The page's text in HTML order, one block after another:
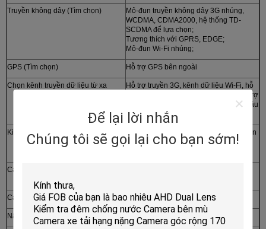
Để lại lời nhắn
Chúng tôi sẽ gọi lại cho bạn sớm!
Truyền không dây (Tìm chọn)
Mô-đun truyền không dây 3G nhúng,
WCDMA, CDMA2000, hệ thống TD-
SCDMA để lựa chọn;
Tương thích với GPRS, EDGE;
Mô-đun Wi-Fi nhúng;
GPS (Tìm chọn) Hỗ trợ GPS bên ngoài
Chọn kênh truyền dữ liệu từ xa
Hỗ trợ truyền 3G, kênh dữ liệu Wi-Fi, hỗ
trợ chiến lược truyền ưu tiên Wi-Fi; hỗ trợ
tải xuống từ xa các chiến lược ghi lại hậu
端;
Kiểm soát PTZ
Hỗ trợ kiểm soát PTZ thực hiện bởi phần
mềm khách hàng quảng cáo địa
Cấu hình tham số
Cảm biến G Nhúng
Nâng cấp hệ thống Hỗ trợ thẻ SD và nâng cấp từ xa